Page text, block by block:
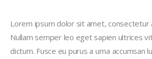
Lorem ipsum dolor sit amet, consectetur
Nullam semper leo eget sapien ultrices
dictum. Fusce eu purus a urna accumsan